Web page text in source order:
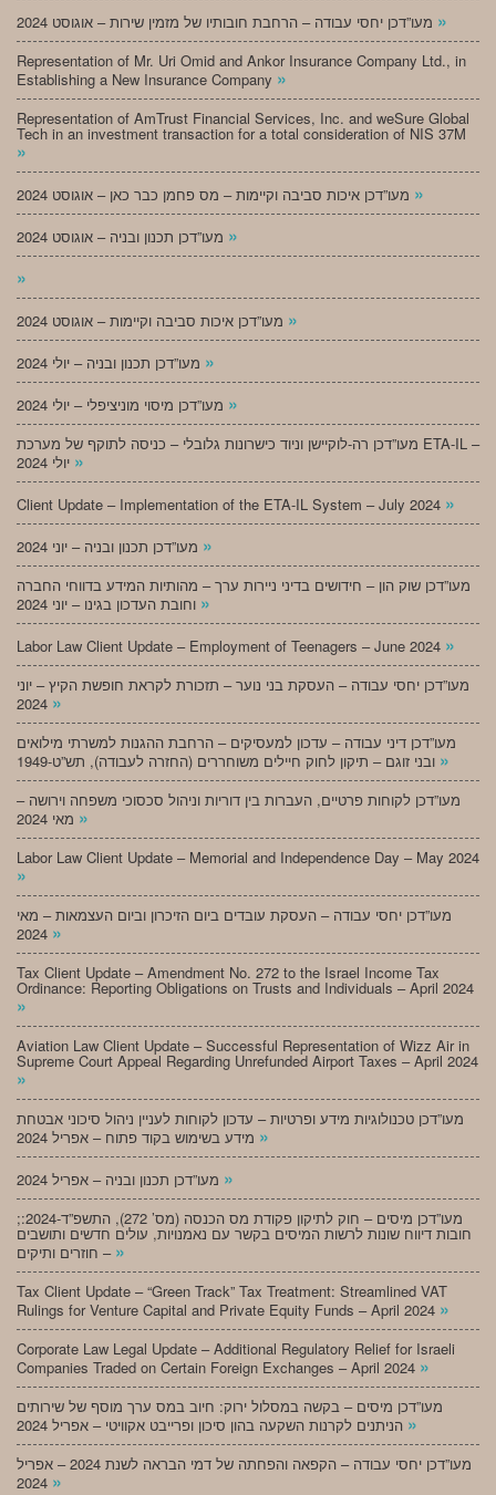
»
Representation of Mr. Uri Omid and Ankor Insurance Company Ltd., in
Establishing a New Insurance Company »
Representation of AmTrust Financial Services, Inc. and weSure Global
Tech in an investment transaction for a total consideration of NIS 37M
»
»
»
»
»
»
»
מעו”דכן רה-לוקיישן וניוד כישרונות גלובלי – כניסה לתוקף של מערכת ETA-IL –
»
Client Update – Implementation of the ETA-IL System – July 2024 »
»
מעו”דכן שוק הון – חידושים בדיני ניירות ערך – מהותיות המידע בדווחי החברה
»
Labor Law Client Update – Employment of Teenagers – June 2024 »
מעו”דכן יחסי עבודה – העסקת בני נוער – תזכורת לקראת חופשת הקיץ – יוני
»
מעו”דכן דיני עבודה – עדכון למעסיקים – הרחבת ההגנות למשרתי מילואים
»
מעו”דכן לקוחות פרטיים, העברות בין דוריות וניהול סכסוכי משפחה וירושה –
»
Labor Law Client Update – Memorial and Independence Day – May 2024
»
מעו”דכן יחסי עבודה – העסקת עובדים ביום הזיכרון וביום העצמאות – מאי
»
Tax Client Update – Amendment No. 272 to the Israel Income Tax
Ordinance: Reporting Obligations on Trusts and Individuals – April 2024
»
Aviation Law Client Update – Successful Representation of Wizz Air in
Supreme Court Appeal Regarding Unrefunded Airport Taxes – April 2024
»
מעו”דכן טכנולוגיות מידע ופרטיות – עדכון לקוחות לעניין ניהול סיכוני אבטחת
»
»
;מעו”דכן מיסים – חוק לתיקון פקודת מס הכנסה (מס’ 272), התשפ”ד-2024:
חובות דיווח שונות לרשות המיסים בקשר עם נאמנויות, עולים חדשים ותושבים
חוזרים ותיקים – »
Tax Client Update – “Green Track” Tax Treatment: Streamlined VAT
Rulings for Venture Capital and Private Equity Funds – April 2024 »
Corporate Law Legal Update – Additional Regulatory Relief for Israeli
Companies Traded on Certain Foreign Exchanges – April 2024 »
מעו”דכן מיסים – בקשה במסלול ירוק: חיוב במס ערך מוסף של שירותים
»
מעו”דכן יחסי עבודה – הקפאה והפחתה של דמי הבראה לשנת 2024 – אפריל
»